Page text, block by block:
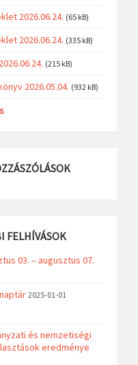
2026.06.24. (65 kB)
2026.06.24. (335 kB)
(215 kB)
2026.05.04. (932 kB)
FELHÍVÁSOK
03. – augusztus 07.
2025-01-01
és nemzetiségi
eredménye